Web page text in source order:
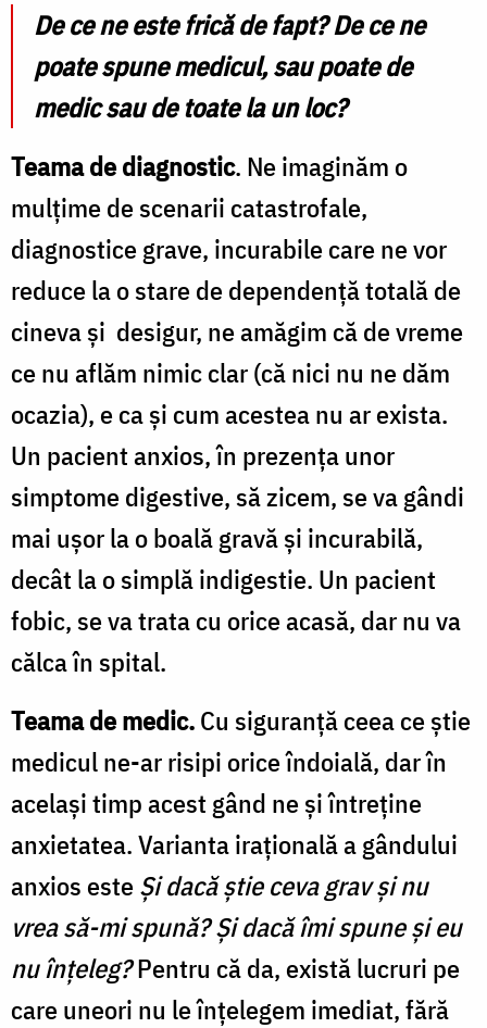
De ce ne este frică de fapt? De ce ne
poate spune medicul, sau poate de
medic sau de toate la un loc?
Teama de diagnostic. Ne imaginăm o
mulțime de scenarii catastrofale,
diagnostice grave, incurabile care ne vor
reduce la o stare de dependență totală de
cineva și desigur, ne amăgim că de vreme
ce nu aflăm nimic clar (că nici nu ne dăm
ocazia), e ca și cum acestea nu ar exista.
Un pacient anxios, în prezența unor
simptome digestive, să zicem, se va gândi
mai ușor la o boală gravă și incurabilă,
decât la o simplă indigestie. Un pacient
fobic, se va trata cu orice acasă, dar nu va
călca în spital.
Teama de medic.Cu siguranță ceea ce știe
medicul ne-ar risipi orice îndoială, dar în
același timp acest gând ne și întreține
anxietatea. Varianta irațională a gândului
anxios esteȘi dacă știe ceva grav și nu
vrea să-mi spună?Și dacă îmi spune și eu
nu înțeleg?Pentru că da, există lucruri pe
care uneori nu le înțelegem imediat, fără